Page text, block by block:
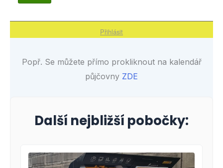
Popř. Se můžete přímo prokliknout na kalendář
půjčovny ZDE
Další nejbližší pobočky: